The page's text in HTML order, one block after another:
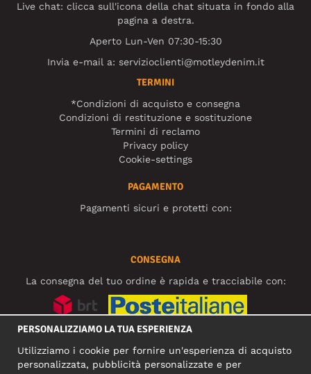
Live chat: clicca sull'icona della chat situata in fondo alla
pagina a destra.
Aperto Lun-Ven 07:30-15:30
Invia e-mail a: servizioclienti@motleydenim.it
TERMINI
*Condizioni di acquisto e consegna
Condizioni di restituzione e sostituzione
Termini di reclamo
Privacy policy
Cookie-settings
PAGAMENTO
Pagamenti sicuri e protetti con:
CONSEGNA
La consegna del tuo ordine è rapida e tracciabile con:
PERSONALIZZIAMO LA TUA ESPERIENZA
Utilizziamo i cookie per fornire un'esperienza di acquisto
personalizzata, pubblicità personalizzate e per